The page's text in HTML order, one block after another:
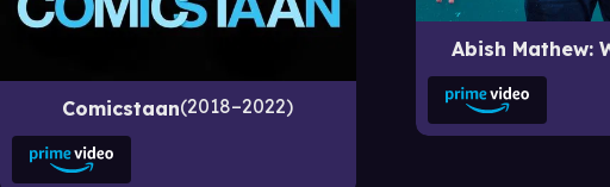
Comicstaan 2018–2022
Abish Mathew: